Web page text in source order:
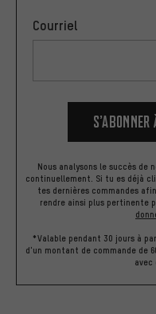
Courriel
Nous analysons le succès
continuellement. Si tu es déjà
tes dernières commandes
rendre ainsi plus pertinente
*Valable pendant 30 jours à
d'un montant de commande de